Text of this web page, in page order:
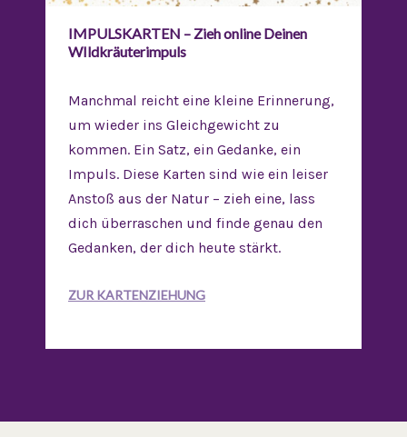
IMPULSKARTEN – Zieh online Deinen
WIldkräuterimpuls
Manchmal reicht eine kleine Erinnerung,
um wieder ins Gleichgewicht zu
kommen. Ein Satz, ein Gedanke, ein
Impuls. Diese Karten sind wie ein leiser
Anstoß aus der Natur – zieh eine, lass
dich überraschen und finde genau den
Gedanken, der dich heute stärkt.
ZUR KARTENZIEHUNG